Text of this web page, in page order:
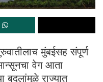
मुंबईसह संपूर्ण
वेग आता
बदलांमुळे राज्यात